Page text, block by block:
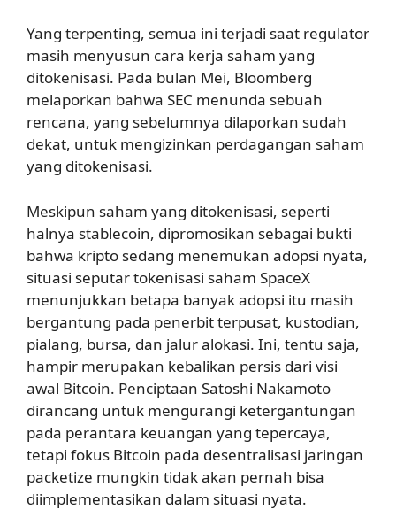
Yang terpenting, semua ini terjadi saat regulator
masih menyusun cara kerja saham yang
ditokenisasi. Pada bulan Mei, Bloomberg
melaporkan bahwa SEC menunda sebuah
rencana, yang sebelumnya dilaporkan sudah
dekat, untuk mengizinkan perdagangan saham
yang ditokenisasi.
Meskipun saham yang ditokenisasi, seperti
halnya stablecoin, dipromosikan sebagai bukti
bahwa kripto sedang menemukan adopsi nyata,
situasi seputar tokenisasi saham SpaceX
menunjukkan betapa banyak adopsi itu masih
bergantung pada penerbit terpusat, kustodian,
pialang, bursa, dan jalur alokasi. Ini, tentu saja,
hampir merupakan kebalikan persis dari visi
awal Bitcoin. Penciptaan Satoshi Nakamoto
dirancang untuk mengurangi ketergantungan
pada perantara keuangan yang tepercaya,
tetapi fokus Bitcoin pada desentralisasi jaringan
packetize mungkin tidak akan pernah bisa
diimplementasikan dalam situasi nyata.